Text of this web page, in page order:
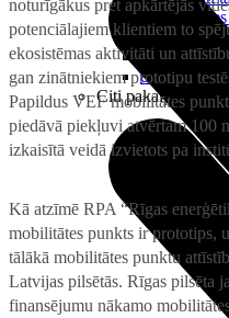
LMT Kartes
Kur nopirkt
Kā kļūt par
eSIM
Citi pakalpojumi
noturīgākus pret apkārtējās
potenciālajiem klientiem to
ekosistēmas aktivitāti un
gan zinātniekiem prototipu
Papildus VEF mobilitātes
piedāvā piekļuvi atvērtam 100
izkaisītā veidā izvietots pa
Kā atzīmē RPA “Rīgas
mobilitātes punkts ir prototips,
tālākā mobilitātes punktu
Latvijas pilsētās. Rīgas pilsēta
finansējumu nākamo